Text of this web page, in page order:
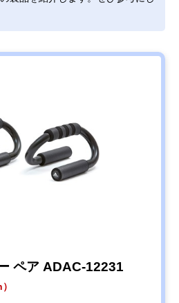
ペア ADAC-12231